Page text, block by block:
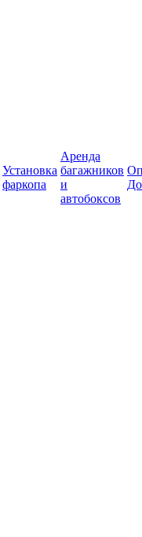
Установка
фаркопа
Аренда
багажников
и
автобоксов